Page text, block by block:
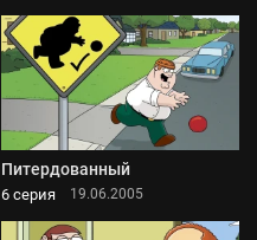
Питердованный
6 серия 19.06.2005